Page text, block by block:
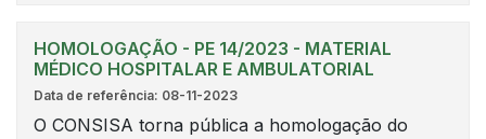
HOMOLOGAÇÃO - PE 14/2023 - MATERIAL
MÉDICO HOSPITALAR E AMBULATORIAL
Data de referência: 08-11-2023
O CONSISA torna pública a homologação do